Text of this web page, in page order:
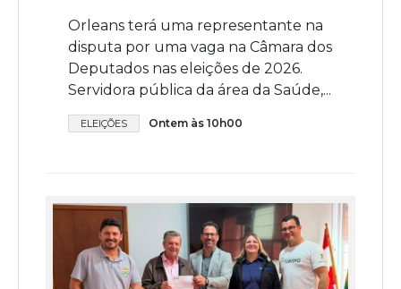
Orleans terá uma representante na
disputa por uma vaga na Câmara dos
Deputados nas eleições de 2026.
Servidora pública da área da Saúde,...
ELEIÇÕES Ontem às 10h00